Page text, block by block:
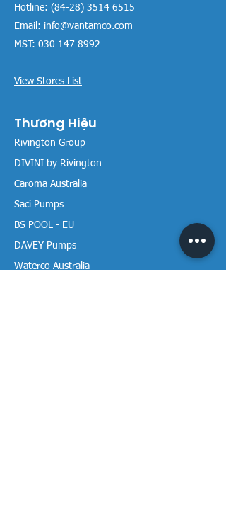
Hotline: (84-28) 3514 6515
Email: info@vantamco.com
MST: 030 147 8992
View Stores List
Thương Hiệu
Rivington Group
DIVINI by Rivington
Caroma Australia
Saci Pumps
BS POOL - EU
DAVEY Pumps
Waterco Australia